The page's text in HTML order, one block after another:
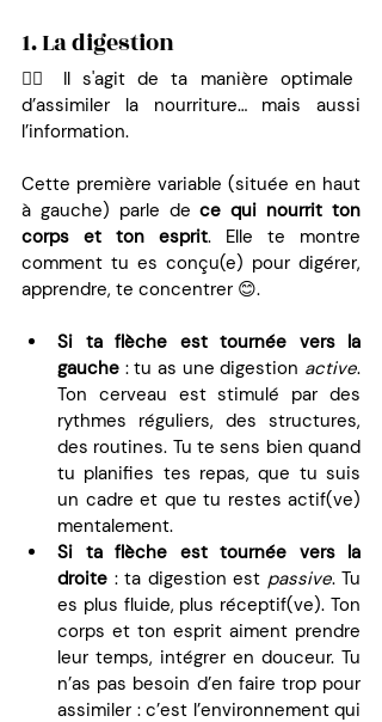
1. La digestion
👉🏼 Il s'agit de ta manière optimale
d’assimiler la nourriture… mais aussi
l’information.
Cette première variable (située en haut
à gauche) parle de ce qui nourrit ton
corps et ton esprit. Elle te montre
comment tu es conçu(e) pour digérer,
apprendre, te concentrer 😊.
Si ta flèche est tournée vers la
gauche : tu as une digestion active.
Ton cerveau est stimulé par des
rythmes réguliers, des structures,
des routines. Tu te sens bien quand
tu planifies tes repas, que tu suis
un cadre et que tu restes actif(ve)
mentalement.
Si ta flèche est tournée vers la
droite : ta digestion est passive. Tu
es plus fluide, plus réceptif(ve). Ton
corps et ton esprit aiment prendre
leur temps, intégrer en douceur. Tu
n’as pas besoin d’en faire trop pour
assimiler : c’est l’environnement qui